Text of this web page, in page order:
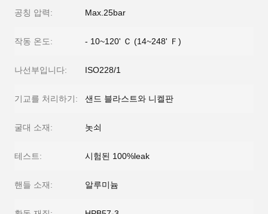
공칭 압력: Max.25bar
작동 온도: - 10~120' Ｃ (14~248' Ｆ)
나선부입니다: ISO228/1
기교를 처리하기: 샌드 블라스트와 니켈판
굴대 소재: 놋쇠
테스트: 시험된 100%leak
핸들 소재: 알루미늄